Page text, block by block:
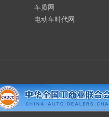
车质网
电动车时代网